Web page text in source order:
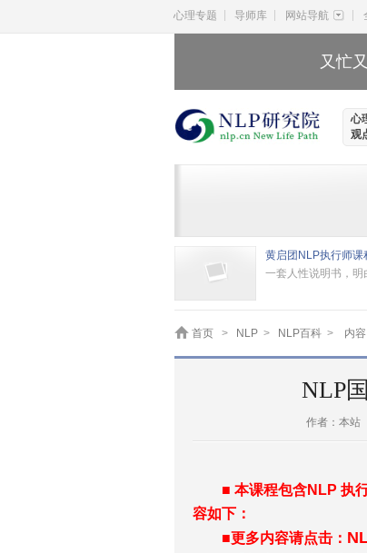
心理专题 导师库 网站导航
又忙
心
观
一套人性说明书，明
首页 > NLP > NLP百科 > 内容
NLP
作者：本站
■ 本课程包含NLP 执行
容如下：
■更多内容请点击：